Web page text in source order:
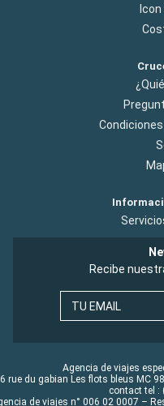
Recibe
TU EMAIL
Agencia de viajes
rue du gabian Les flots bleus MC
contact tel :
de viajes n° 006 02 0007 –